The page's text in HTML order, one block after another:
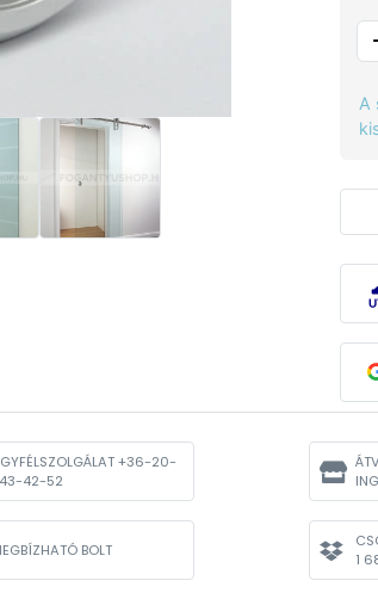
A
+36-20-
42-52
BOLT
1